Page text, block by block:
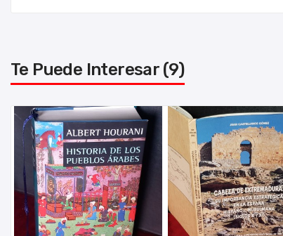
Te Puede Interesar (9)